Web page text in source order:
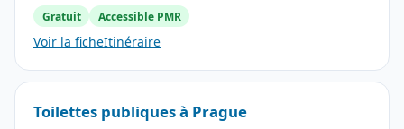
Gratuit Accessible PMR
Voir la ficheItinéraire
Toilettes publiques à Prague